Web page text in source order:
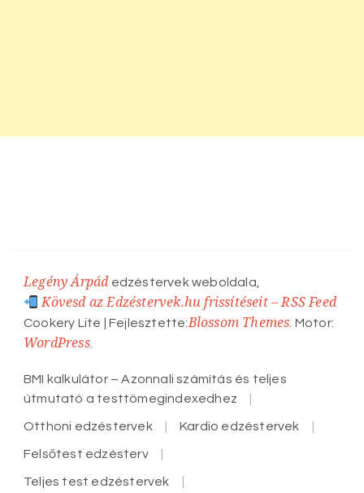
Legény Árpád edzéstervek weboldala,
Kövesd az Edzéstervek.hu frissítéseit – RSS Feed
Cookery Lite | Fejlesztette:Blossom Themes . Motor:
WordPress.
BMI kalkulátor – Azonnali számítás és teljes
útmutató a testtömegindexedhez
Otthoni edzéstervek Kardio edzéstervek
Felsőtest edzésterv
Teljes test edzéstervek